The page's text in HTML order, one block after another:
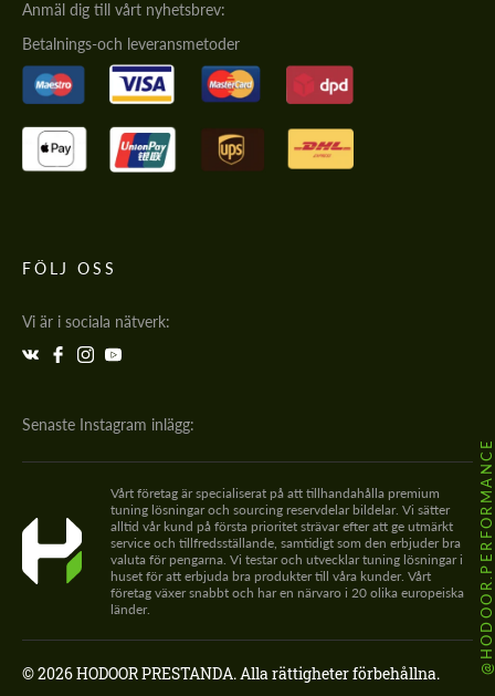
Anmäl dig till vårt nyhetsbrev:
Betalnings-och leveransmetoder
FÖLJ OSS
Vi är i sociala nätverk:
Senaste Instagram inlägg:
@HODOOR.PERFORMANCE
Vårt företag är specialiserat på att tillhandahålla premium
tuning lösningar och sourcing reservdelar bildelar. Vi sätter
alltid vår kund på första prioritet strävar efter att ge utmärkt
service och tillfredsställande, samtidigt som den erbjuder bra
valuta för pengarna. Vi testar och utvecklar tuning lösningar i
huset för att erbjuda bra produkter till våra kunder. Vårt
företag växer snabbt och har en närvaro i 20 olika europeiska
länder.
© 2026 HODOOR PRESTANDA. Alla rättigheter förbehållna.